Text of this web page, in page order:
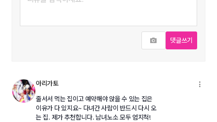
사진추가
댓글쓰기
아리가토
줄서서 먹는 집이고 예약해야 앉을 수 있는 집은
이유가 다 있지요~ 다녀간 사람이 반드시 다시 오
는 집. 제가 추천합니다. 남녀노소 모두 엄지척!